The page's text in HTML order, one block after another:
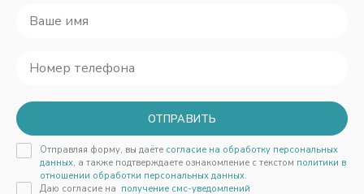
ОТПРАВИТЬ
Отправляя форму, вы даёте согласие на обработку персональных
данных, а также подтверждаете ознакомление с текстом политики в
отношении обработки персональных данных.
Даю согласие на получение смс-уведомлений